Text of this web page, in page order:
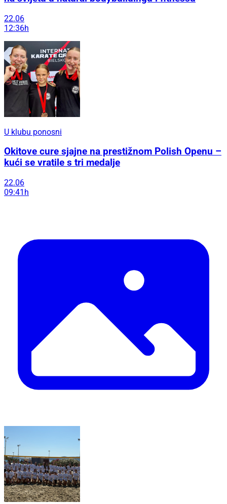
22.06
12:36h
U klubu ponosni
Okitove cure sjajne na prestižnom Polish Openu –
kući se vratile s tri medalje
22.06
09:41h